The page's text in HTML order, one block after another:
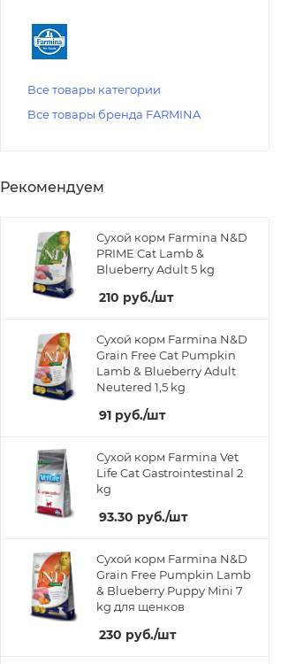
Все товары категории
Все товары бренда FARMINA
Рекомендуем
Сухой корм Farmina N&D
PRIME Cat Lamb &
Blueberry Adult 5 kg
210 руб./шт
Сухой корм Farmina N&D
Grain Free Cat Pumpkin
Lamb & Blueberry Adult
Neutered 1,5 kg
91 руб./шт
Сухой корм Farmina Vet
Life Cat Gastrointestinal 2
kg
93.30 руб./шт
Сухой корм Farmina N&D
Grain Free Pumpkin Lamb
& Blueberry Puppy Mini 7
kg для щенков
230 руб./шт